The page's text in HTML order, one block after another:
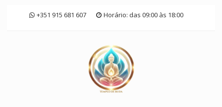
+351 915 681 607 Horário: das 09:00 às 18:00